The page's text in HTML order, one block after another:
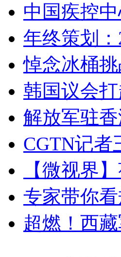
中国疾控
年终策划
悼念冰桶
韩国议会
解放军驻
CGTN记者
【微视界
专家带你
超燃！西